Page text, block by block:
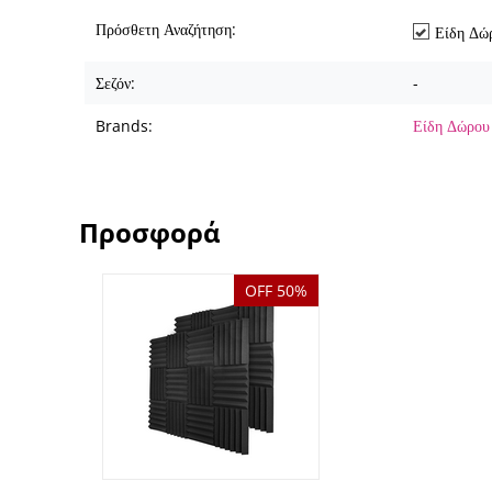
Πρόσθετη Αναζήτηση: Είδη
Σεζόν: -
Brands: Είδη Δώρου
Προσφορά
OFF 50%